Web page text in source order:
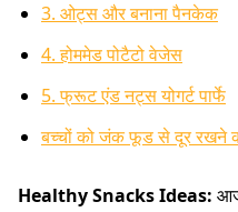
3. ओट्स और बनाना पैनकेक
4. होममेड पोटैटो वेजेस
5. फ्रूट एंड नट्स योगर्ट पार्फे
बच्चों को जंक फूड से दूर रखने
Healthy Snacks Ideas: